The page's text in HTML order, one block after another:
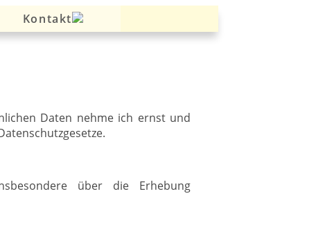
Kontakt
Daten nehme ich ernst und
über die Erhebung